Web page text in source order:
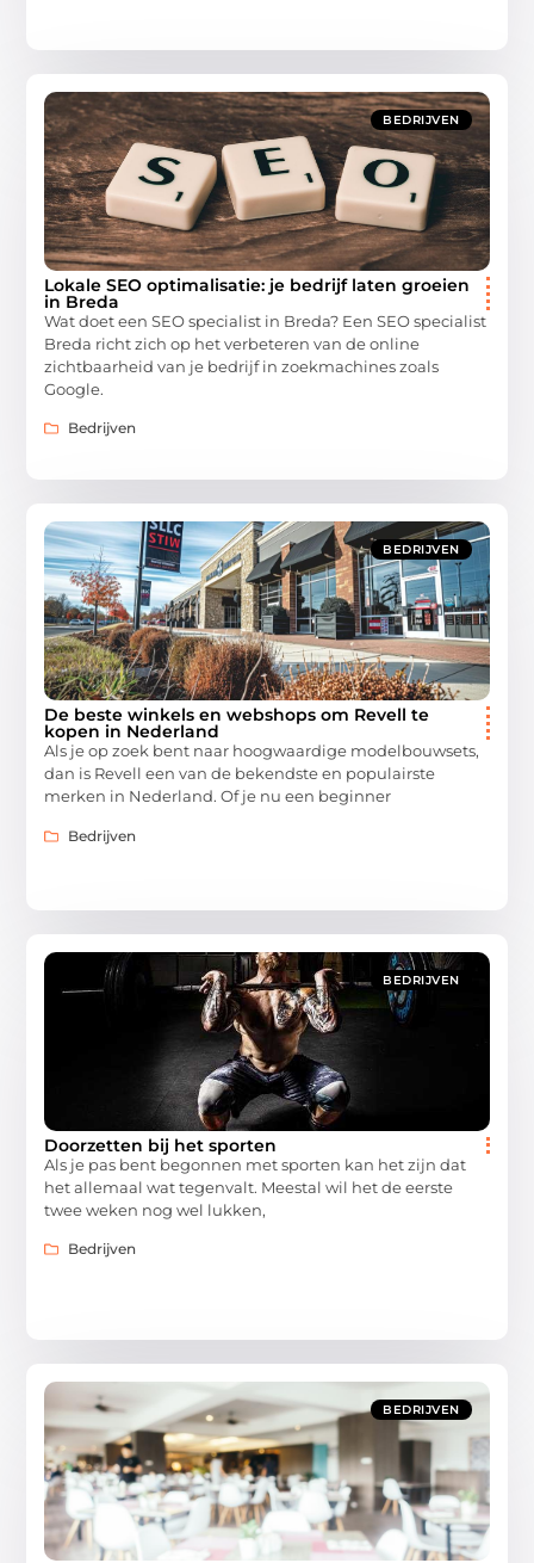
BEDRIJVEN
Lokale SEO optimalisatie: je bedrijf laten groeien
in Breda
Wat doet een SEO specialist in Breda? Een SEO specialist
Breda richt zich op het verbeteren van de online
zichtbaarheid van je bedrijf in zoekmachines zoals
Google.
Bedrijven
BEDRIJVEN
De beste winkels en webshops om Revell te
kopen in Nederland
Als je op zoek bent naar hoogwaardige modelbouwsets,
dan is Revell een van de bekendste en populairste
merken in Nederland. Of je nu een beginner
Bedrijven
BEDRIJVEN
Doorzetten bij het sporten
Als je pas bent begonnen met sporten kan het zijn dat
het allemaal wat tegenvalt. Meestal wil het de eerste
twee weken nog wel lukken,
Bedrijven
BEDRIJVEN